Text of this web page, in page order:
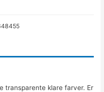
transparente klare farver. Er